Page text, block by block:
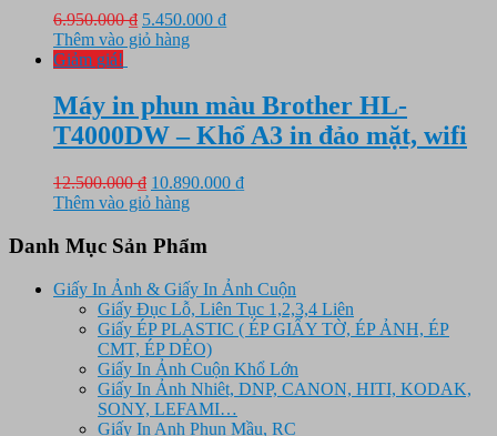
6.950.000₫ Giá
gốc
5.450.000 ₫Giá
5.450.000 ₫.
Thêm vào giỏ hàng
Giảm giá!
Máy in phun màu Brother HL-
T4000DW – Khổ A3 in đảo mặt, wifi
12.500.000₫ Giá
gốc
12.500.000 ₫.
10.890.000 ₫Giá
Thêm vào giỏ hàng
Danh Mục Sản Phẩm
Giấy In Ảnh & Giấy In Ảnh Cuộn
Giấy Đục Lỗ, Liên Tục 1,2,3,4 Liên
Giấy ÉP PLASTIC ( ÉP GIẤY TỜ, ÉP ẢNH, ÉP
CMT, ÉP DẺO)
Giấy In Ảnh Cuộn Khổ Lớn
Giấy In Ảnh Nhiêt, DNP, CANON, HITI, KODAK,
SONY, LEFAMI…
Giấy In Anh Phun Mầu, RC